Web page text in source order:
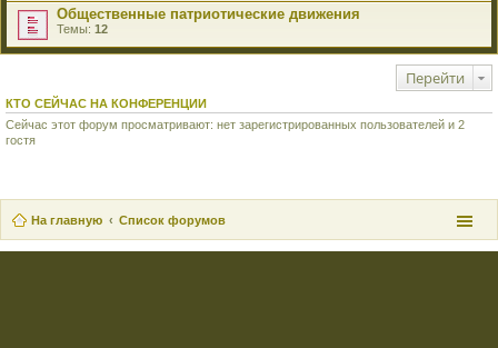
Общественные патриотические движения
Темы: 12
Перейти
КТО СЕЙЧАС НА КОНФЕРЕНЦИИ
Сейчас этот форум просматривают: нет зарегистрированных пользователей и 2
гостя
На главную Список форумов